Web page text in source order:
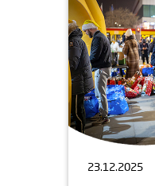
23.12.2025